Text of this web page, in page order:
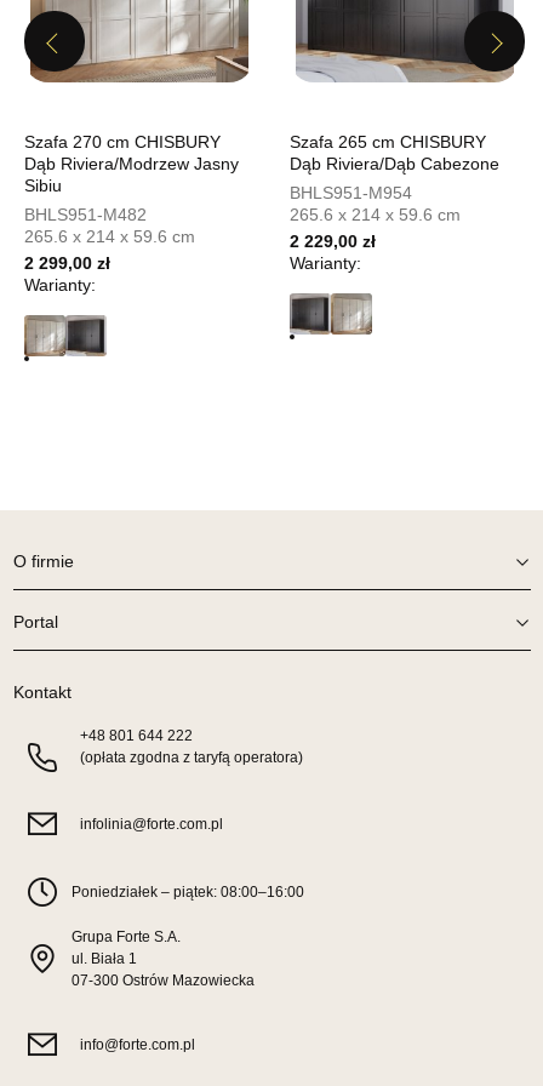
UL.PIONIERÓW 44
66-600 KROSNO ODRZAŃSKIE
Nr tel.508100164
Godziny otwarcia
Pn-Pt: 09:00-17:00, Sb: 09:00-14:00
1 129,00 zł
SALON MEBLOWY ORION
Salon meblowy
SALON MEBLOWY TED
UL.DWORCOWA 4
83-340 SIERAKOWICE
Adres e-mail:meb_ted@o2.pl
Pn-Pt: 08:00-18:00, Sb: 08:00-14:00
SALON MEBLOWY PRYM
Previous
Szafa 270 cm CHISBURY
Dąb Riviera/Modrzew Jasny
Sibiu
BHLS951-M482
265.6 x 214 x 59.6 cm
2 299,00 zł
Warianty:
Szafa 265 cm CHISBURY
Dąb Riviera/Dąb Cabezone
BHLS951-M954
265.6 x 214 x 59.6 cm
2 229,00 zł
Warianty:
Next
O firmie
Portal
Kontakt
+48 801 644 222
(opłata zgodna z taryfą operatora)
infolinia@forte.com.pl
Poniedziałek – piątek: 08:00–16:00
Grupa Forte S.A.
ul. Biała 1
07-300 Ostrów Mazowiecka
info@forte.com.pl